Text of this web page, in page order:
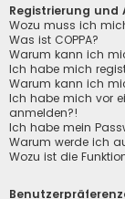
Registrierung und
Wozu muss ich
Was ist COPPA?
Warum kann ich
Ich habe mich
Warum kann ich
Ich habe mich vor
anmelden?!
Ich habe mein
Warum werde ich
Wozu ist die